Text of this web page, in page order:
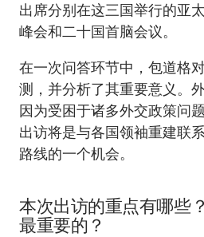
出席分别在这三国举行的亚
峰会和二十国首脑会议。
在一次问答环节中，包道格
测，并分析了其重要意义。
因为受困于诸多外交政策问
出访将是与各国领袖重建联
路线的一个机会。
本次出访的重点有哪些
最重要的？